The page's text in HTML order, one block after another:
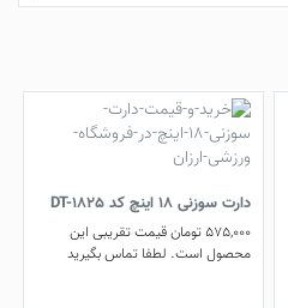
دارت سوزنی 18 اینچ کد DT-1825
575,000تومانقیمت تقریبی این
محصول است. لطفا تماس بگیرید